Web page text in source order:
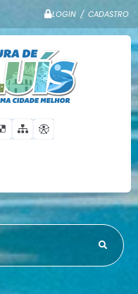
LOGIN / CADASTRO